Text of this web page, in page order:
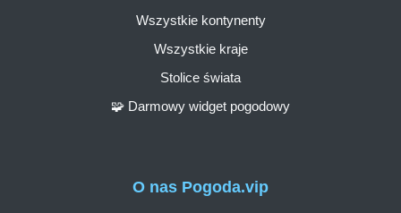
O nas Pogoda.vip
Wszystkie kontynenty
Wszystkie kraje
Stolice świata
🧩 Darmowy widget pogodowy